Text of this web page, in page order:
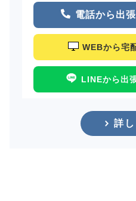
電話から出
WEBから宅
LINEから出
詳